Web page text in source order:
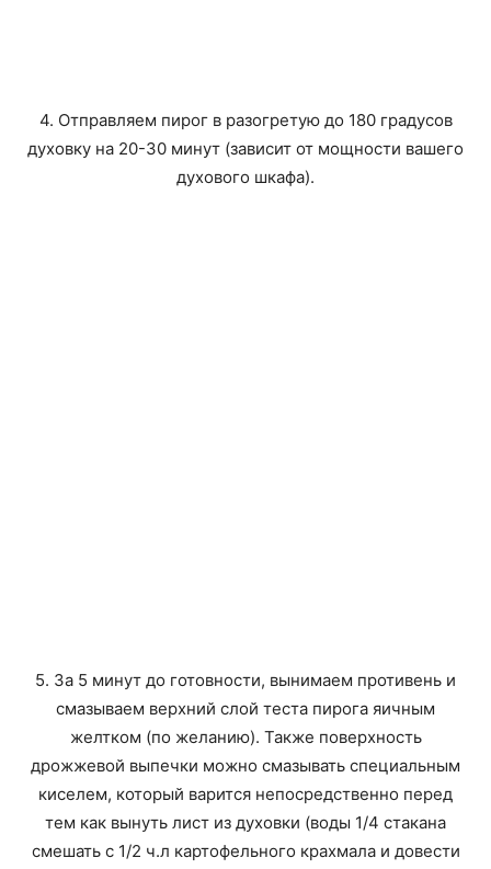
4. Отправляем пирог в разогретую до 180 градусов
духовку на 20-30 минут (зависит от мощности вашего
духового шкафа).
5. За 5 минут до готовности, вынимаем противень и
смазываем верхний слой теста пирога яичным
желтком (по желанию). Также поверхность
дрожжевой выпечки можно смазывать специальным
киселем, который варится непосредственно перед
тем как вынуть лист из духовки (воды 1/4 стакана
смешать с 1/2 ч.л картофельного крахмала и довести